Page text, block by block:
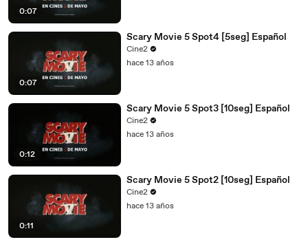
0:07
0:07
Scary Movie 5 Spot4 [5seg] Español
Cine2
hace 13 años
0:12
Scary Movie 5 Spot3 [10seg] Español
Cine2
hace 13 años
0:11
Scary Movie 5 Spot2 [10seg] Español
Cine2
hace 13 años